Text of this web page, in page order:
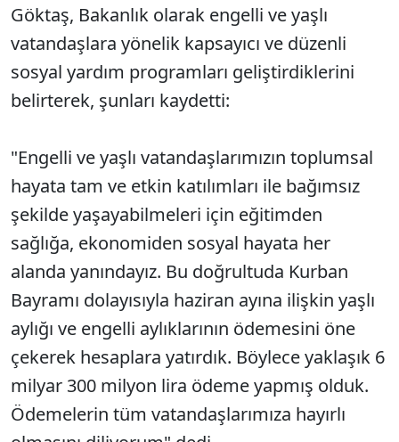
Göktaş, Bakanlık olarak engelli ve yaşlı
vatandaşlara yönelik kapsayıcı ve düzenli
sosyal yardım programları geliştirdiklerini
belirterek, şunları kaydetti:
"Engelli ve yaşlı vatandaşlarımızın toplumsal
hayata tam ve etkin katılımları ile bağımsız
şekilde yaşayabilmeleri için eğitimden
sağlığa, ekonomiden sosyal hayata her
alanda yanındayız. Bu doğrultuda Kurban
Bayramı dolayısıyla haziran ayına ilişkin yaşlı
aylığı ve engelli aylıklarının ödemesini öne
çekerek hesaplara yatırdık. Böylece yaklaşık 6
milyar 300 milyon lira ödeme yapmış olduk.
Ödemelerin tüm vatandaşlarımıza hayırlı